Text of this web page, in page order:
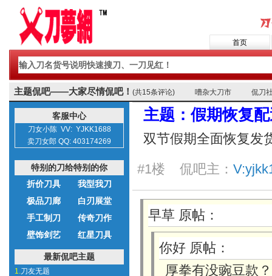
首页
主题侃吧——大家尽情侃吧！ (共15条评论) 嘈杂大刀市 侃刀
客服中心
刀女小陈 VV: YJKK1688
卖刀女郎 QQ: 403174269
特别的刀给特别的你
折价刀具
我型我刀
极品刀廊
白刃展堂
手工制刀
传奇刀作
壁饰剑艺
红星刀具
最新侃吧主题
1.刀友无题
主题：假期恢复
双节假期全面恢复发
#1楼 侃吧主：
早草 原帖：
你好 原帖：
厚拳有没豌豆款